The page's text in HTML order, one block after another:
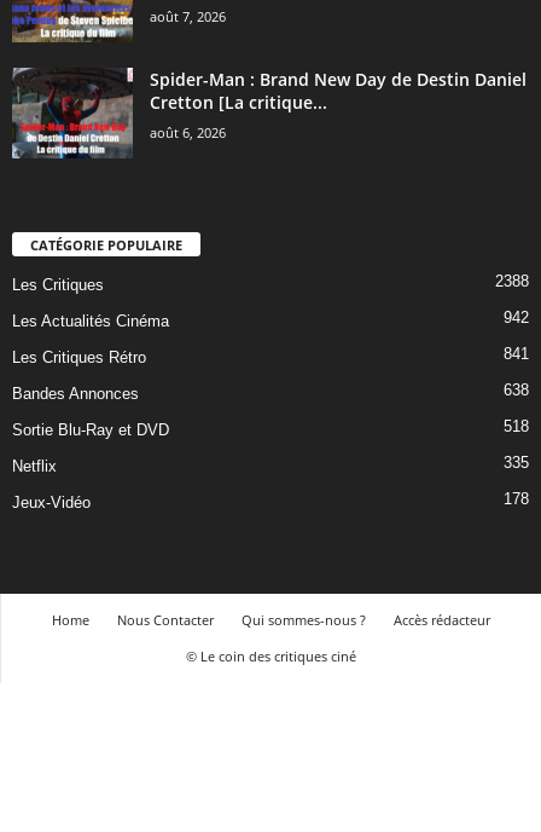
août 7, 2026
Spider-Man : Brand New Day de Destin Daniel
Cretton [La critique...
août 6, 2026
CATÉGORIE POPULAIRE
Les Critiques 2388
Les Actualités Cinéma 942
Les Critiques Rétro 841
Bandes Annonces 638
Sortie Blu-Ray et DVD 518
Netflix 335
Jeux-Vidéo 178
Home Nous Contacter Qui sommes-nous ?
Accès rédacteur
© Le coin des critiques ciné